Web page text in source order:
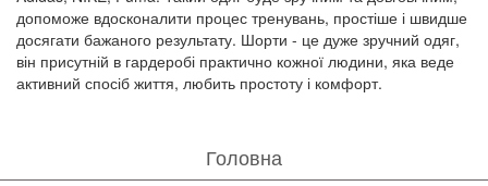
допоможе вдосконалити процес тренувань, простіше і швидше
досягати бажаного результату. Шорти - це дуже зручний одяг,
він присутній в гардеробі практично кожної людини, яка веде
активний спосіб життя, любить простоту і комфорт.
Головна